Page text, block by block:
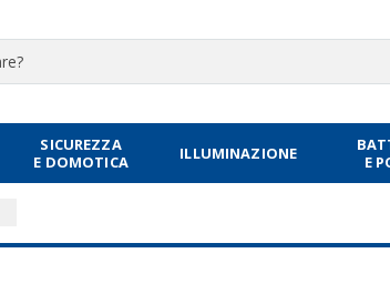
SICUREZZA
E DOMOTICA
ILLUMINAZIONE
E